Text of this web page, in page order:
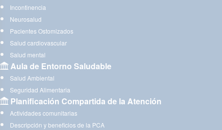
Incontinencia
Neurosalud
Pacientes Ostomizados
Salud cardiovascular
Salud mental
Aula de Entorno Saludable
Salud Ambiental
Seguridad Alimentaria
Planificación Compartida de la Atención
Actividades comunitarias
Descripción y beneficios de la PCA